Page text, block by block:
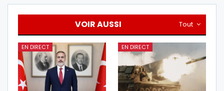
Tout
VOIR AUSSI
EN DIRECT EN DIRECT